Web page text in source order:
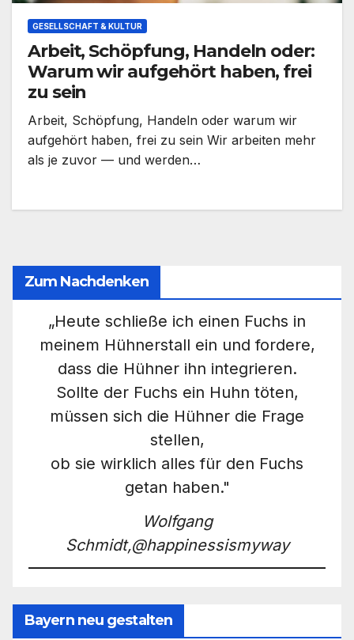
GESELLSCHAFT & KULTUR
Arbeit, Schöpfung, Handeln oder:
Warum wir aufgehört haben, frei
zu sein
Arbeit, Schöpfung, Handeln oder warum wir
aufgehört haben, frei zu sein Wir arbeiten mehr
als je zuvor — und werden…
Zum Nachdenken
„Heute schließe ich einen Fuchs in
meinem Hühnerstall ein und fordere,
dass die Hühner ihn integrieren.
Sollte der Fuchs ein Huhn töten,
müssen sich die Hühner die Frage
stellen,
ob sie wirklich alles für den Fuchs
getan haben."
Wolfgang
Schmidt,@happinessismyway
Bayern neu gestalten